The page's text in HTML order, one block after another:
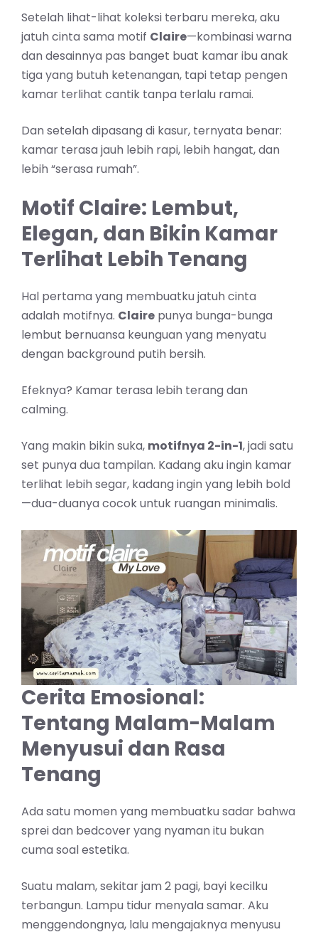
Setelah lihat-lihat koleksi terbaru mereka, aku
jatuh cinta sama motif Claire—kombinasi warna
dan desainnya pas banget buat kamar ibu anak
tiga yang butuh ketenangan, tapi tetap pengen
kamar terlihat cantik tanpa terlalu ramai.
Dan setelah dipasang di kasur, ternyata benar:
kamar terasa jauh lebih rapi, lebih hangat, dan
lebih “serasa rumah”.
Motif Claire: Lembut,
Elegan, dan Bikin Kamar
Terlihat Lebih Tenang
Hal pertama yang membuatku jatuh cinta
adalah motifnya. Claire punya bunga-bunga
lembut bernuansa keunguan yang menyatu
dengan background putih bersih.
Efeknya? Kamar terasa lebih terang dan
calming.
Yang makin bikin suka, motifnya 2-in-1, jadi satu
set punya dua tampilan. Kadang aku ingin kamar
terlihat lebih segar, kadang ingin yang lebih bold
—dua-duanya cocok untuk ruangan minimalis.
Cerita Emosional:
Tentang Malam-Malam
Menyusui dan Rasa
Tenang
Ada satu momen yang membuatku sadar bahwa
sprei dan bedcover yang nyaman itu bukan
cuma soal estetika.
Suatu malam, sekitar jam 2 pagi, bayi kecilku
terbangun. Lampu tidur menyala samar. Aku
menggendongnya, lalu mengajaknya menyusu